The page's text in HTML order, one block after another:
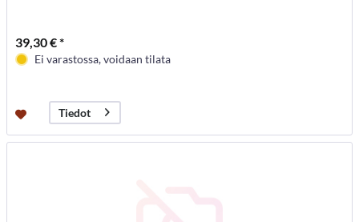
39,30 € *
Ei varastossa, voidaan tilata
Tiedot